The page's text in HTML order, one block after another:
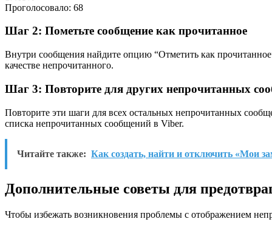
Проголосовало: 68
Шаг 2: Пометьте сообщение как прочитанное
Внутри сообщения найдите опцию “Отметить как
качестве непрочитанного.
Шаг 3: Повторите для других непрочитанных
Повторите эти шаги для всех остальных непрочитанных
списка непрочитанных сообщений в Viber.
Читайте также: Как создать, найти и отключить «Мои
Дополнительные советы для
Чтобы избежать возникновения проблемы с отображением